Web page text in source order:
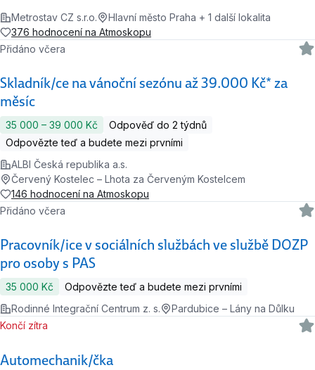
Metrostav CZ s.r.o.
Hlavní město Praha + 1 další lokalita
376 hodnocení na Atmoskopu
Skladník/ce na vánoční sezónu až 39.000 Kč* za
měsíc
Přidáno včera
35 000 ‍–‍ 39 000 Kč
Odpověď do 2 týdnů
Odpovězte teď a budete mezi prvními
ALBI Česká republika a.s.
Červený Kostelec – Lhota za Červeným Kostelcem
146 hodnocení na Atmoskopu
Pracovník/ice v sociálních službách ve službě DOZP
pro osoby s PAS
Přidáno včera
35 000 Kč
Odpovězte teď a budete mezi prvními
Rodinné Integrační Centrum z. s.
Pardubice – Lány na Důlku
Automechanik/čka
Končí zítra